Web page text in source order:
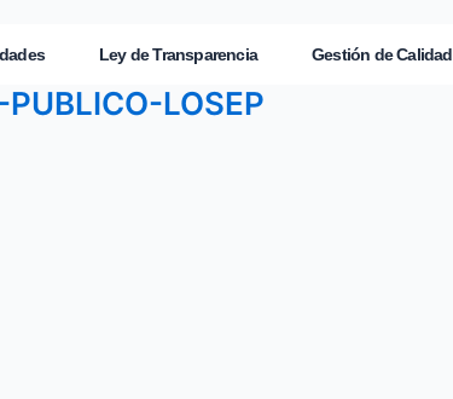
Ley de Transparencia Gestión de Calidad
LOSEP